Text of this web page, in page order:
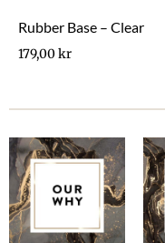
Rubber Base – Clear
179,00kr